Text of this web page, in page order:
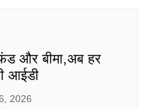
और बीमा,अब हर
आईडी
2026